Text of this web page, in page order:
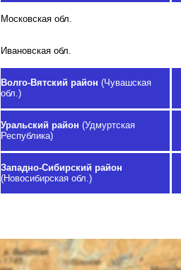
Московская обл.
Ивановская обл.
Волго-Вятский район (Чувашская
обл.)
Уральский район (Удмуртская
Республика)
Западно-Сибирский район
(Новосибирская обл.)